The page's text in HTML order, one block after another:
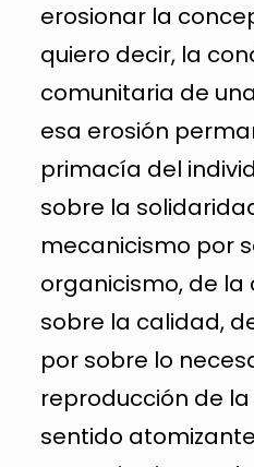
erosionar la
quiero decir, la
comunitaria de
esa erosión
primacía del
sobre la
mecanicismo por
organicismo, de
sobre la calidad,
por sobre lo
reproducción de
sentido